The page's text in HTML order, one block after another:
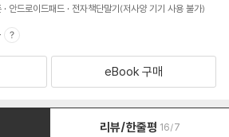
안드로이드패드 전자책단말기(저사양 기기 사용 불가)
eBook 구매
리뷰/한줄평 16/7